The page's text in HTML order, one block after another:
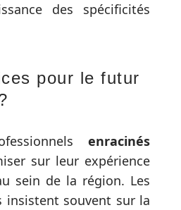
des spécificités
pour le futur
enracinés
sur leur expérience
sein de la région. Les
insistent souvent sur la